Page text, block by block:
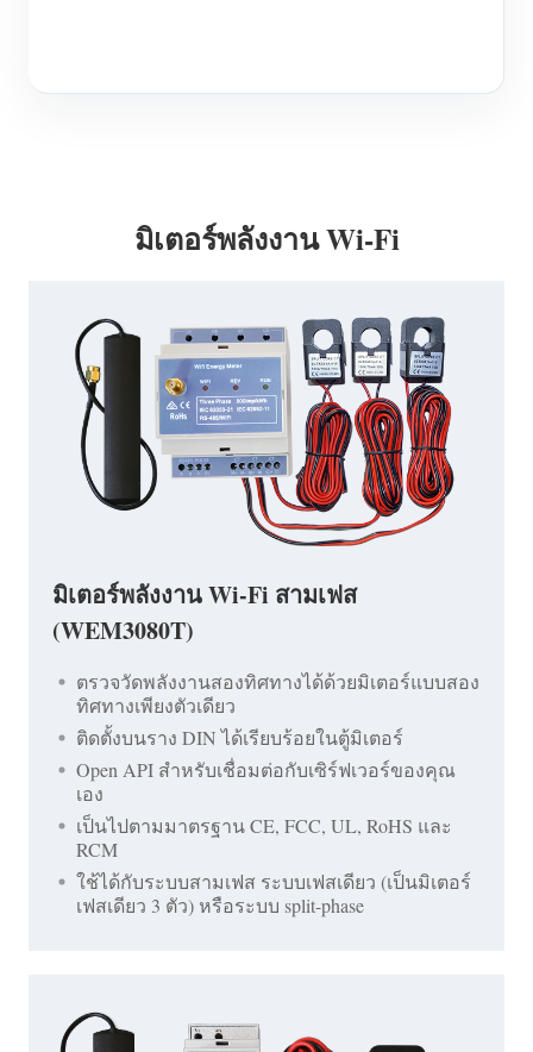
มิเตอร์พลังงาน Wi-Fi
มิเตอร์พลังงาน Wi-Fi สามเฟส
(WEM3080T)
ตรวจวัดพลังงานสองทิศทางได้ด้วยมิเตอร์แบบสอง
ทิศทางเพียงตัวเดียว
ติดตั้งบนราง DIN ได้เรียบร้อยในตู้มิเตอร์
Open API สำหรับเชื่อมต่อกับเซิร์ฟเวอร์ของคุณ
เอง
เป็นไปตามมาตรฐาน CE, FCC, UL, RoHS และ
RCM
ใช้ได้กับระบบสามเฟส ระบบเฟสเดียว (เป็นมิเตอร์
เฟสเดียว 3 ตัว) หรือระบบ split-phase